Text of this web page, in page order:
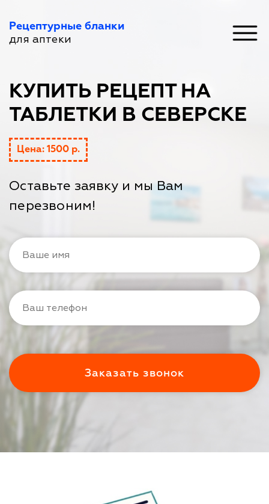
Рецептурные бланки
для аптеки
КУПИТЬ РЕЦЕПТ НА
ТАБЛЕТКИ В СЕВЕРСКЕ
Цена: 1500 р.
Оставьте заявку и мы Вам
перезвоним!